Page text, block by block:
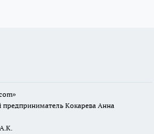
Кокарева Анна